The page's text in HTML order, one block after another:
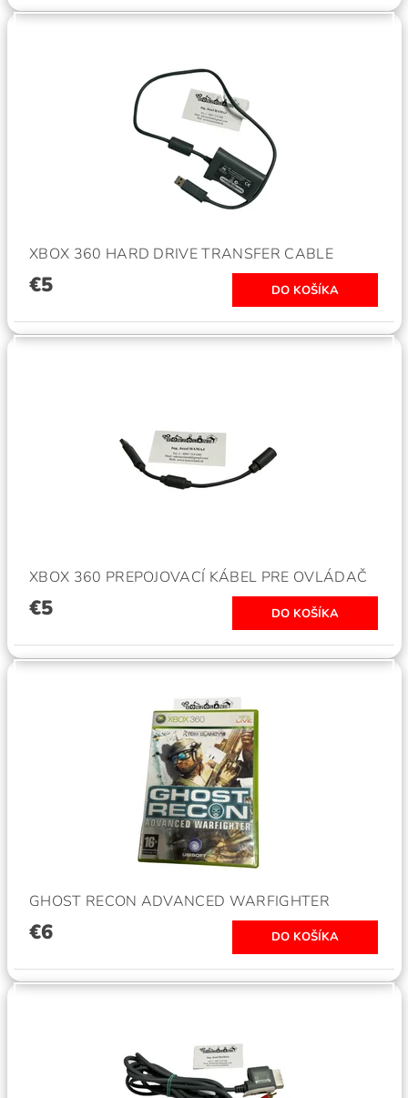
XBOX 360 HARD DRIVE TRANSFER CABLE
€5
XBOX 360 PREPOJOVACÍ KÁBEL PRE OVLÁDAČ
€5
GHOST RECON ADVANCED WARFIGHTER
€6